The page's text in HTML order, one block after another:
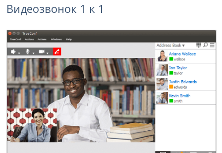
Видеозвонок 1 к 1